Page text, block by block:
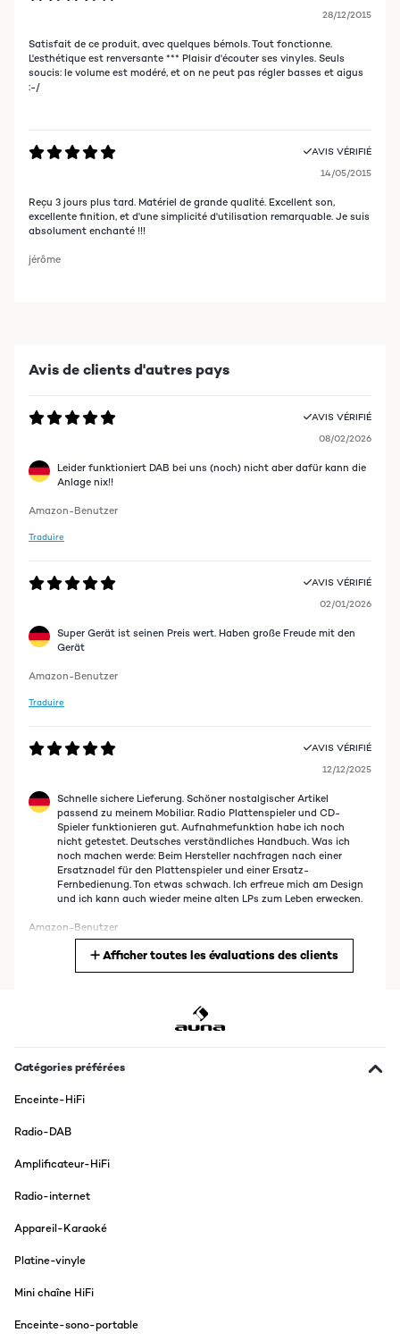
28/12/2015
Satisfait de ce produit, avec quelques bémols. Tout fonctionne.
L'esthétique est renversante *** Plaisir d'écouter ses vinyles. Seuls
soucis: le volume est modéré, et on ne peut pas régler basses et aigus
:-/
AVIS VÉRIFIÉ
14/05/2015
Reçu 3 jours plus tard. Matériel de grande qualité. Excellent son,
excellente finition, et d'une simplicité d'utilisation remarquable. Je suis
absolument enchanté !!!
jérôme
Avis de clients d'autres pays
AVIS VÉRIFIÉ
08/02/2026
Leider funktioniert DAB bei uns (noch) nicht aber dafür kann die
Anlage nix!!
Amazon-Benutzer
Traduire
AVIS VÉRIFIÉ
02/01/2026
Super Gerät ist seinen Preis wert. Haben große Freude mit den
Gerät
Amazon-Benutzer
Traduire
AVIS VÉRIFIÉ
12/12/2025
Schnelle sichere Lieferung. Schöner nostalgischer Artikel
passend zu meinem Mobiliar. Radio Plattenspieler und CD-
Spieler funktionieren gut. Aufnahmefunktion habe ich noch
nicht getestet. Deutsches verständliches Handbuch. Was ich
noch machen werde: Beim Hersteller nachfragen nach einer
Ersatznadel für den Plattenspieler und einer Ersatz-
Fernbedienung. Ton etwas schwach. Ich erfreue mich am Design
und ich kann auch wieder meine alten LPs zum Leben erwecken.
Amazon-Benutzer
Kassettenrecorder uns Schallplattenspieler. Die Lautsprecher
Amazon-Benutzer
Traduire
Super Gerät
Amazon-Benutzer
Traduire
Afficher toutes les évaluations des clients
Catégories préférées
Enceinte-HiFi
Radio-DAB
Amplificateur-HiFi
Radio-internet
Appareil-Karaoké
Platine-vinyle
Mini chaîne HiFi
Enceinte-sono-portable